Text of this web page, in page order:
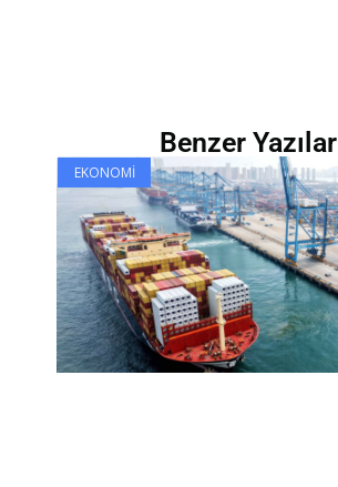
Benzer Yazılar
EKONOMI